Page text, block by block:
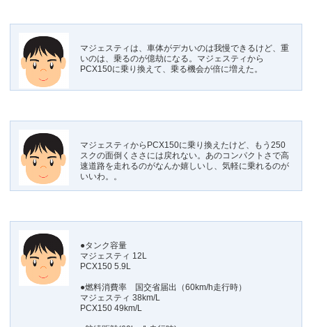
マジェスティは、車体がデカいのは我慢できるけど、重
いのは、乗るのが億劫になる。マジェスティから
PCX150に乗り換えて、乗る機会が倍に増えた。
マジェスティからPCX150に乗り換えたけど、もう250
スクの面倒くささには戻れない。あのコンパクトさで高
速道路を走れるのがなんか嬉しいし、気軽に乗れるのが
いいわ。。
●タンク容量
マジェスティ 12L
PCX150 5.9L
●燃料消費率 国交省届出（60km/h走行時）
マジェスティ 38km/L
PCX150 49km/L